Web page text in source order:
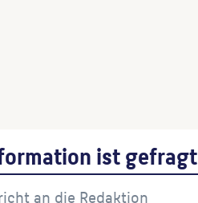
ist gefragt